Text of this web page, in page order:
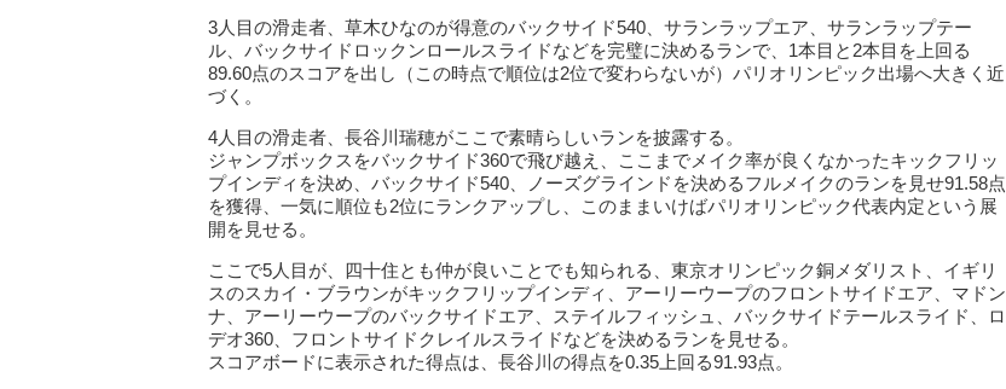
3人目の滑走者、草木ひなのが得意のバックサイド540、サランラップエア、サランラップテー
ル、バックサイドロックンロールスライドなどを完璧に決めるランで、1本目と2本目を上回る
89.60点のスコアを出し（この時点で順位は2位で変わらないが）パリオリンピック出場へ大きく近
づく。
4人目の滑走者、長谷川瑞穂がここで素晴らしいランを披露する。
ジャンプボックスをバックサイド360で飛び越え、ここまでメイク率が良くなかったキックフリッ
プインディを決め、バックサイド540、ノーズグラインドを決めるフルメイクのランを見せ91.58点
を獲得、一気に順位も2位にランクアップし、このままいけばパリオリンピック代表内定という展
開を見せる。
ここで5人目が、四十住とも仲が良いことでも知られる、東京オリンピック銅メダリスト、イギリ
スのスカイ・ブラウンがキックフリップインディ、アーリーウープのフロントサイドエア、マドン
ナ、アーリーウープのバックサイドエア、ステイルフィッシュ、バックサイドテールスライド、ロ
デオ360、フロントサイドクレイルスライドなどを決めるランを見せる。
スコアボードに表示された得点は、長谷川の得点を0.35上回る91.93点。